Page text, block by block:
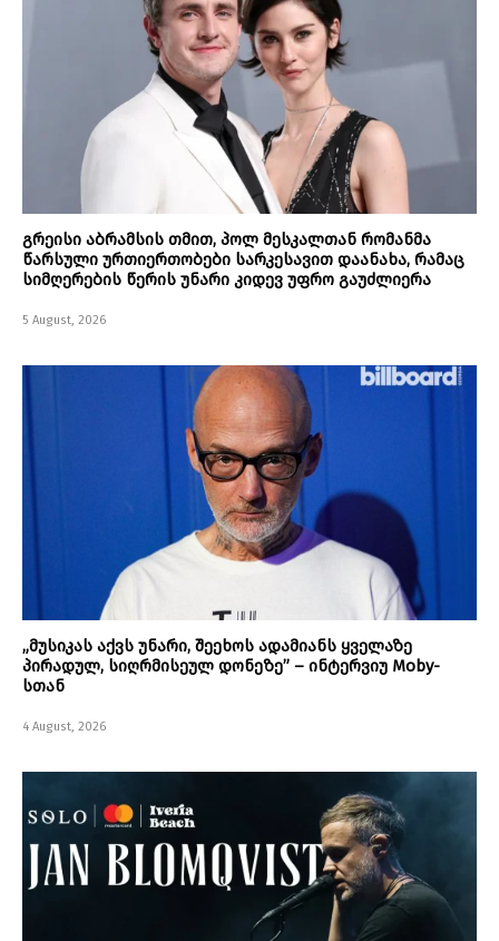
გრეისი აბრამსის თმით, პოლ მესკალთან რომანმა
წარსული ურთიერთობები სარკესავით დაანახა, რამაც
სიმღერების წერის უნარი კიდევ უფრო გაუძლიერა
5 August, 2026
„მუსიკას აქვს უნარი, შეეხოს ადამიანს ყველაზე
პირადულ, სიღრმისეულ დონეზე” – ინტერვიუ Moby-
სთან
4 August, 2026